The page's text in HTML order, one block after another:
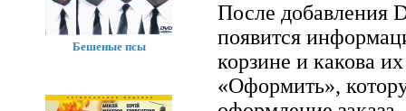
После добавления
появится
корзине и какова
«Оформить»,
Бешеные псы